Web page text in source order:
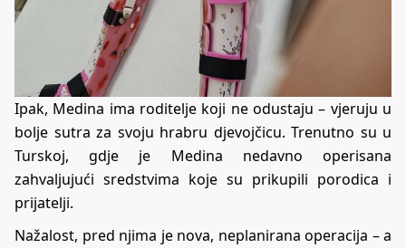
Ipak, Medina ima roditelje koji ne odustaju – vjeruju u
bolje sutra za svoju hrabru djevojčicu. Trenutno su u
Turskoj, gdje je Medina nedavno operisana
zahvaljujući sredstvima koje su prikupili porodica i
prijatelji.
Nažalost, pred njima je nova, neplanirana operacija – a